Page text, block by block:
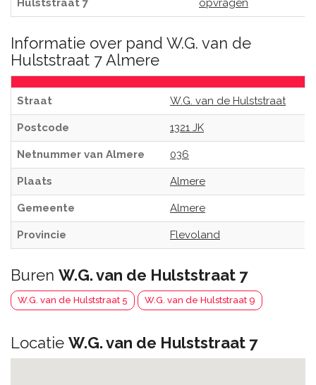
Hulststraat 7
opvragen
Informatie over pand W.G. van de
Hulststraat 7 Almere
Straat W.G. van de Hulststraat
Postcode 1321 JK
Netnummer van Almere 036
Plaats Almere
Gemeente Almere
Provincie Flevoland
Buren W.G. van de Hulststraat 7
W.G. van de Hulststraat 5 W.G. van de Hulststraat 9
Locatie W.G. van de Hulststraat 7